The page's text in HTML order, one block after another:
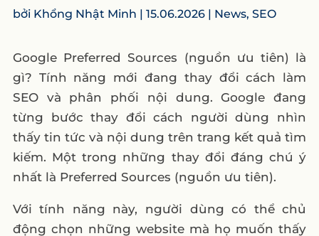
bởi Khổng Nhật Minh | 15.06.2026| News, SEO
Google Preferred Sources (nguồn ưu tiên) là
gì? Tính năng mới đang thay đổi cách làm
SEO và phân phối nội dung. Google đang
từng bước thay đổi cách người dùng nhìn
thấy tin tức và nội dung trên trang kết quả tìm
kiếm. Một trong những thay đổi đáng chú ý
nhất là Preferred Sources (nguồn ưu tiên).
Với tính năng này, người dùng có thể chủ
động chọn những website mà họ muốn thấy